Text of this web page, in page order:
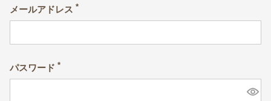
メールアドレス
(必
パスワード
(必